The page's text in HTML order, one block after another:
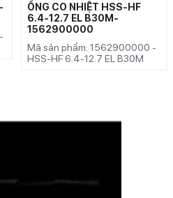
ỐNG CO NHIỆT HSS-HF
6.4-12.7 EL B30M-
1562900000
Mã sản phẩm: 1562900000 -
HSS-HF 6.4-12.7 EL B30M